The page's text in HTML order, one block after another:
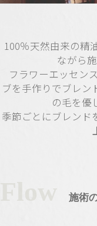
100％天然由来の精
ながら
フラワーエッセン
ブを手作りでブレ
の毛を優
季節ごとにブレンド
Flow 施術